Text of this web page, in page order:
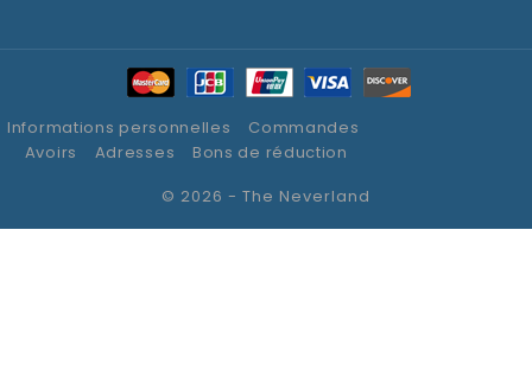
Informations personnelles
Commandes
Avoirs
Adresses
Bons de réduction
© 2026 - The Neverland